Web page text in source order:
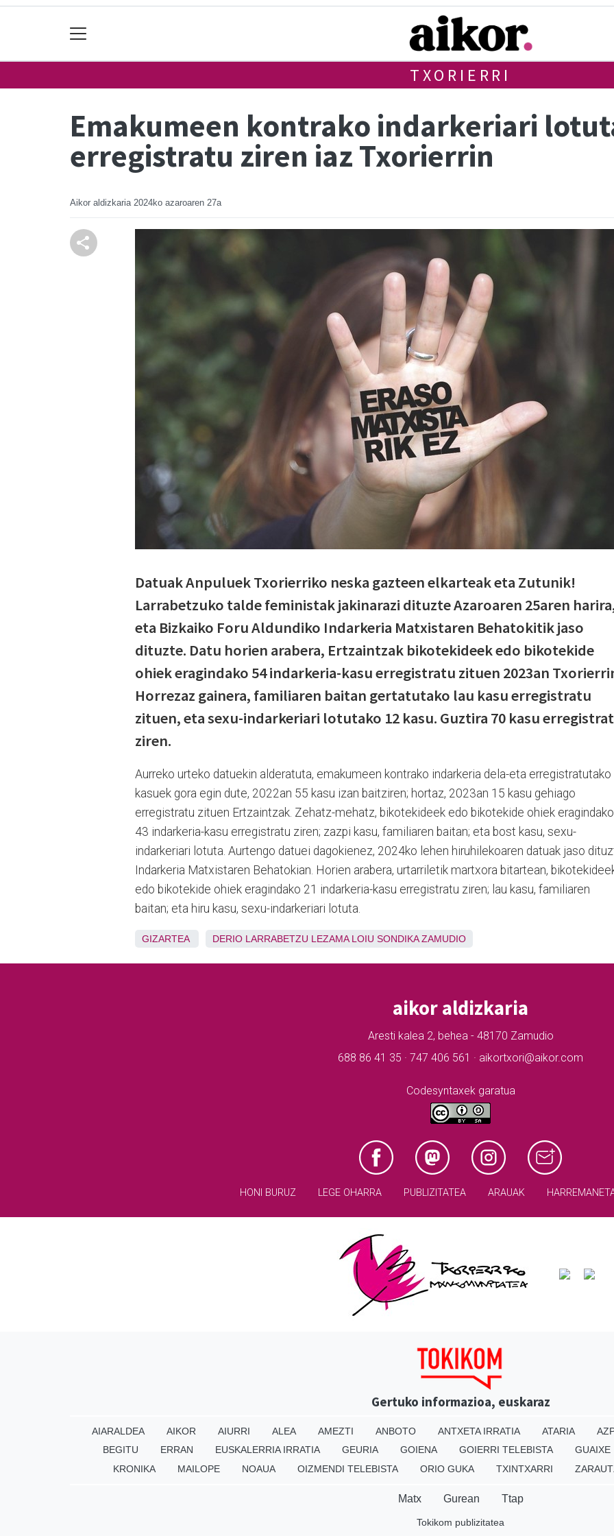
TXORIERRI
Emakumeen kontrako indarkeriari
erregistratu ziren iaz Txorierrin
Aikor aldizkaria 2024ko azaroaren 27a
Datuak Anpuluek Txorierriko neska gazteen elkarteak eta Zutunik!
Larrabetzuko talde feministak jakinarazi dituzte Azaroaren 25aren
eta Bizkaiko Foru Aldundiko Indarkeria Matxistaren Behatokitik jaso
dituzte. Datu horien arabera, Ertzaintzak bikotekideek edo bikotekide
ohiek eragindako 54 indarkeria-kasu erregistratu zituen 2023an
Horrezaz gainera, familiaren baitan gertatutako lau kasu erregistratu
zituen, eta sexu-indarkeriari lotutako 12 kasu. Guztira 70 kasu
ziren.
Aurreko urteko datuekin alderatuta, emakumeen kontrako indarkeria dela-eta erregistratutako
kasuek gora egin dute, 2022an 55 kasu izan baitziren; hortaz, 2023an 15 kasu gehiago
erregistratu zituen Ertzaintzak. Zehatz-mehatz, bikotekideek edo bikotekide ohiek eragindako
43 indarkeria-kasu erregistratu ziren; zazpi kasu, familiaren baitan; eta bost kasu, sexu-
indarkeriari lotuta. Aurtengo datuei dagokienez, 2024ko lehen hiruhilekoaren datuak jaso
Indarkeria Matxistaren Behatokian. Horien arabera, urtarriletik martxora bitartean,
edo bikotekide ohiek eragindako 21 indarkeria-kasu erregistratu ziren; lau kasu, familiaren
baitan; eta hiru kasu, sexu-indarkeriari lotuta.
GIZARTEA DERIO LARRABETZU LEZAMA LOIU SONDIKA ZAMUDIO
aikor aldizkaria
Aresti kalea 2, behea - 48170 Zamudio
688 86 41 35 · 747 406 561 · aikortxori@aikor.com
Codesyntaxek garatua
HONI BURUZ LEGE OHARRA PUBLIZITATEA ARAUAK
Gertuko informazioa, euskaraz
AIARALDEA AIKOR AIURRI ALEA AMEZTI ANBOTO ANTXETA IRRATIA ATARIA
BEGITU
ERRAN EUSKALERRIA IRRATIA GEURIA GOIENA GOIERRI TELEBISTA
GUAIXE
KRONIKA
MAILOPE NOAUA OIZMENDI TELEBISTA ORIO GUKA TXINTXARRI
Matx Gurean Ttap
Tokikom publizitatea